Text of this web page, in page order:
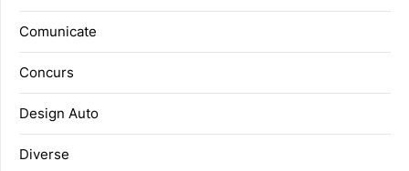
Comunicate
Concurs
Design Auto
Diverse